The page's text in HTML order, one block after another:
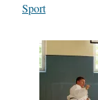
In Bezug auf
Sport